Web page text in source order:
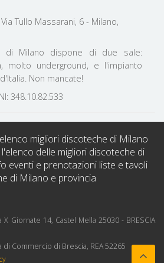
Tullo Massarani, 6 - Milano,
di Milano dispone di due sale:
molto underground, e l'impianto
Non mancate!
348.10.82.533
migliori discoteche di Milano
delle migliori discoteche di
eventi e prenotazioni liste e tavoli
di Milano e provincia
Giornate 14, Castel Mella 25030 - BRESCIA
Commercio di Brescia, REA 52265